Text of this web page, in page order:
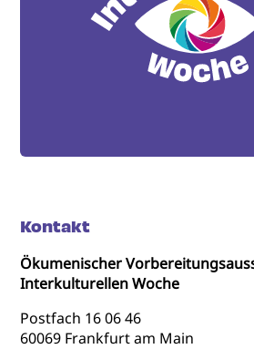
Kontakt
Ökumenischer
Interkulturellen Woche
Postfach 16 06 46
60069 Frankfurt am Main